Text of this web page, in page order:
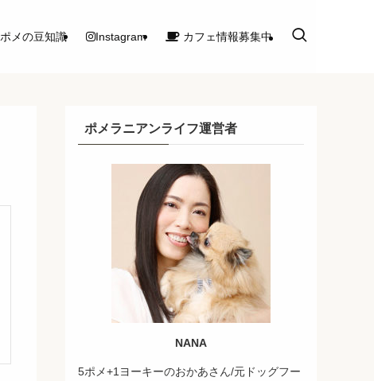
ポメの豆知識 Instagram カフェ情報募集中
ポメラニアンライフ運営者
NANA
5ポメ+1ヨーキーのおかあさん/元ドッグフー